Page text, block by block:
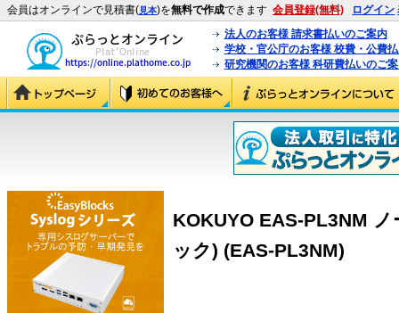
会員はオンラインで見積書(見本)を無料で作成できます 会員登録(無料) ログイン
法人のお客様 請求書払いのご案内
学校・官公庁のお客様 校費・公費
研究機関のお客様 科研費払いのご
KOKUYO EAS-PL3NM
ック) (EAS-PL3NM)